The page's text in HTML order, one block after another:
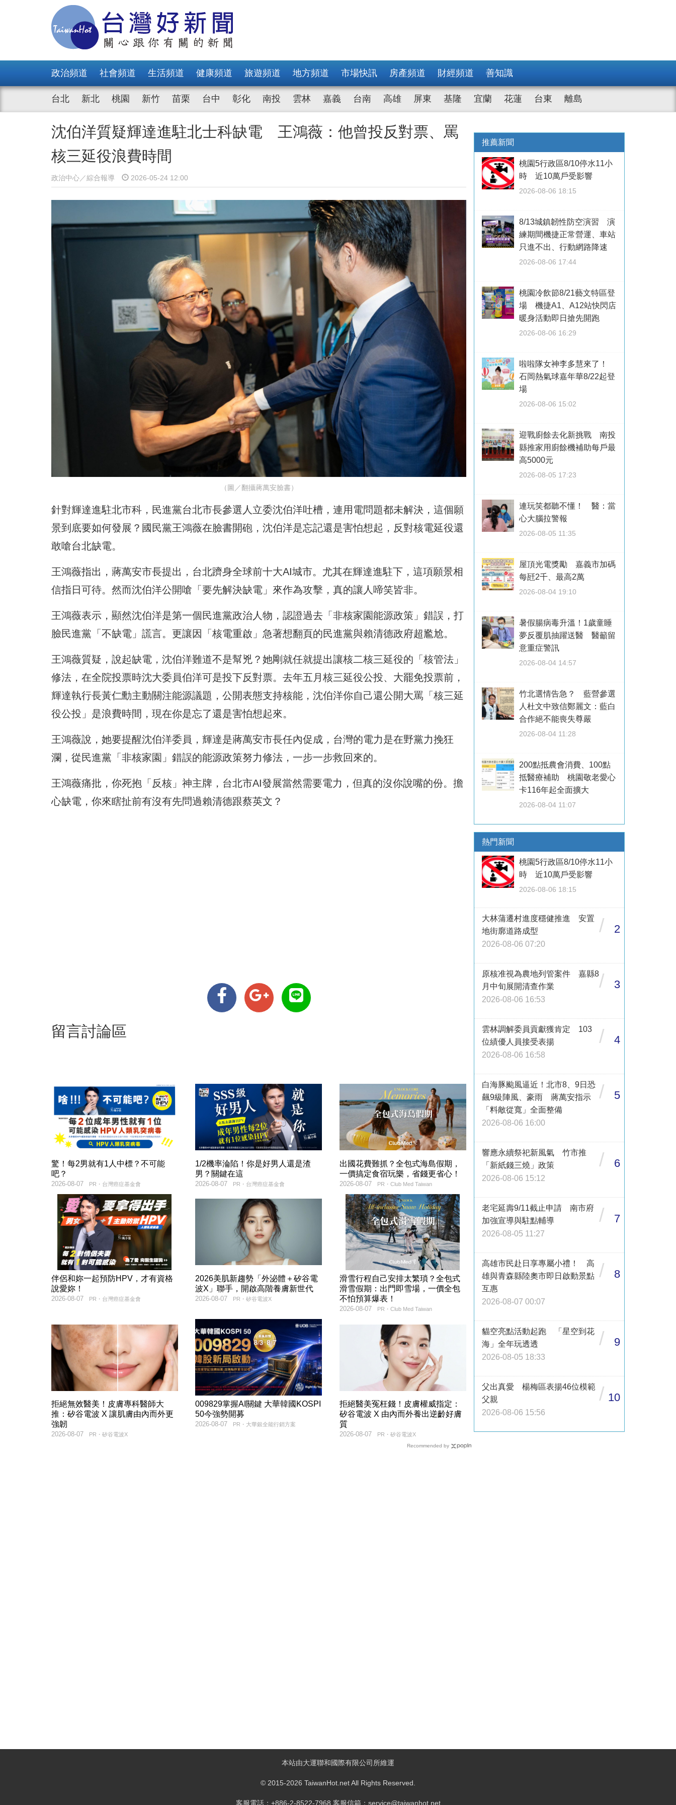
政治頻道 社會頻道 生活頻道 健康頻道 旅遊頻道 地方頻道 市場快訊 房產頻道 財經頻道 善知識
台北 新北 桃園 新竹 苗栗 台中 彰化 南投 雲林 嘉義 台南 高雄 屏東 基隆 宜蘭 花蓮 台東 離島
沈伯洋質疑輝達進駐北士科缺電 王鴻薇：他曾投反對票、罵
核三延役浪費時間
政治中心／綜合報導 2026-05-24 12:00
（圖／翻攝蔣萬安臉書）
針對輝達進駐北市科，民進黨台北市長參選人立委沈伯洋吐槽，連用電問題都未解決，這個願
景到底要如何發展？國民黨王鴻薇在臉書開砲，沈伯洋是忘記還是害怕想起，反對核電延役還
敢嗆台北缺電。
王鴻薇指出，蔣萬安市長提出，台北躋身全球前十大AI城市。尤其在輝達進駐下，這項願景相
信指日可待。然而沈伯洋公開嗆「要先解決缺電」來作為攻擊，真的讓人啼笑皆非。
王鴻薇表示，顯然沈伯洋是第一個民進黨政治人物，認證過去「非核家園能源政策」錯誤，打
臉民進黨「不缺電」謊言。更讓因「核電重啟」急著想翻頁的民進黨與賴清德政府超尷尬。
王鴻薇質疑，說起缺電，沈伯洋難道不是幫兇？她剛就任就提出讓核二核三延役的「核管法」
修法，在全院投票時沈大委員伯洋可是投下反對票。去年五月核三延役公投、大罷免投票前，
輝達執行長黃仁勳主動關注能源議題，公開表態支持核能，沈伯洋你自己還公開大罵「核三延
役公投」是浪費時間，現在你是忘了還是害怕想起來。
王鴻薇說，她要提醒沈伯洋委員，輝達是蔣萬安市長任內促成，台灣的電力是在野黨力挽狂
瀾，從民進黨「非核家園」錯誤的能源政策努力修法，一步一步救回來的。
王鴻薇痛批，你死抱「反核」神主牌，台北市AI發展當然需要電力，但真的沒你說嘴的份。擔
心缺電，你來瞎扯前有沒有先問過賴清德跟蔡英文？
留言討論區
驚！每2男就有1人中標？不可能
吧？
PR・台灣癌症基金會
2026-08-07
1/2機率淪陷！你是好男人還是渣
男？關鍵在這
PR・台灣癌症基金會
2026-08-07
出國花費難抓？全包式海島假期，
一價搞定食宿玩樂，省錢更省心！
PR・Club Med Taiwan
2026-08-07
伴侶和妳一起預防HPV，才有資格
說愛妳！
PR・台灣癌症基金會
2026-08-07
2026美肌新趨勢「外泌體＋矽谷電
波X」聯手，開啟高階養膚新世代
PR・矽谷電波X
2026-08-07
滑雪行程自己安排太繁瑣？全包式
滑雪假期：出門即雪場，一價全包
不怕預算爆表！
PR・Club Med Taiwan
2026-08-07
拒絕無效醫美！皮膚專科醫師大
推：矽谷電波 X 讓肌膚由內而外更
強韌
PR・矽谷電波X
2026-08-07
009829掌握AI關鍵 大華韓國KOSPI
50今強勢開募
PR・大華銀全能行銷方案
2026-08-07
拒絕醫美冤枉錢！皮膚權威指定：
矽谷電波 X 由內而外養出逆齡好膚
質
PR・矽谷電波X
2026-08-07
Recommended by
推薦新聞
桃園5行政區8/10停水11小
時 近10萬戶受影響
2026-08-06 18:15
8/13城鎮韌性防空演習 演
練期間機捷正常營運、車站
只進不出、行動網路降速
2026-08-06 17:44
桃園冷飲節8/21藝文特區登
場 機捷A1、A12站快閃店
暖身活動即日搶先開跑
2026-08-06 16:29
啦啦隊女神李多慧來了！
石岡熱氣球嘉年華8/22起登
場
2026-08-06 15:02
迎戰廚餘去化新挑戰 南投
縣推家用廚餘機補助每戶最
高5000元
2026-08-05 17:23
連玩笑都聽不懂！ 醫：當
心大腦拉警報
2026-08-05 11:35
屋頂光電獎勵 嘉義市加碼
每瓩2千、最高2萬
2026-08-04 19:10
暑假腸病毒升溫！1歲童睡
夢反覆肌抽躍送醫 醫籲留
意重症警訊
2026-08-04 14:57
竹北選情告急？ 藍營參選
人杜文中致信鄭麗文：藍白
合作絕不能喪失尊嚴
2026-08-04 11:28
200點抵農會消費、100點
抵醫療補助 桃園敬老愛心
卡116年起全面擴大
2026-08-04 11:07
熱門新聞
桃園5行政區8/10停水11小
時 近10萬戶受影響
2026-08-06 18:15
大林蒲遷村進度穩健推進 安置
地街廓道路成型
2026-08-06 07:20
/ 2
原核准視為農地列管案件 嘉縣8
月中旬展開清查作業
2026-08-06 16:53
/ 3
雲林調解委員貢獻獲肯定 103
位績優人員接受表揚
2026-08-06 16:58
/ 4
白海豚颱風逼近！北市8、9日恐
飆9級陣風、豪雨 蔣萬安指示
「料敵從寬」全面整備
2026-08-06 16:00
/ 5
響應永續祭祀新風氣 竹市推
「新紙錢三燒」政策
2026-08-06 15:12
/ 6
老宅延壽9/11截止申請 南市府
加強宣導與駐點輔導
2026-08-05 11:27
/ 7
高雄市民赴日享專屬小禮！ 高
雄與青森縣陸奧市即日啟動景點
互惠
2026-08-07 00:07
/ 8
貓空亮點活動起跑 「星空到花
海」全年玩透透
2026-08-05 18:33
/ 9
父出真愛 楊梅區表揚46位模範
父親
2026-08-06 15:56
/ 10
本站由大運聯和國際有限公司所維運
© 2015-2026 TaiwanHot.net All Rights Reserved.
客服電話：+886-2-8522-7968 客服信箱：service@taiwanhot.net